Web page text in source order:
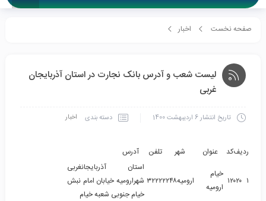
صفحه نخست اخبار
لیست شعب و آدرس بانک نجارت در استان آذربایجان
غربی
تاریخ انتشار6 اردیبهشت 1400 دسته بندی اخبار
ردیفکد عنوان شهر تلفن آدرس
۱ ۱۲۰۲۰
خیام
ارومیه
ارومیه۳۲۲۲۲۲۴۸
استان آذربایجانغربی
شهرارومیه خیابان امام نبش
خیام جنوبی شعبه خیام